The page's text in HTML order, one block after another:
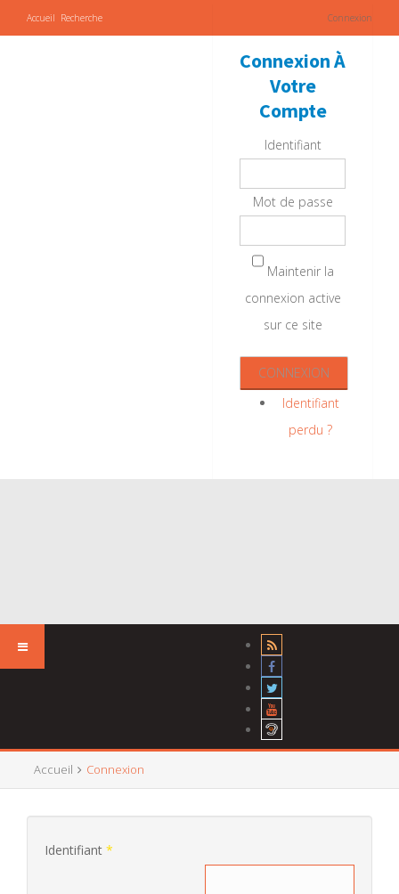
Accueil Recherche Connexion
Connexion À
Votre
Compte
Identifiant
Mot de passe
Maintenir la
connexion active
sur ce site
Identifiant
perdu ?
Accueil Connexion
Identifiant *